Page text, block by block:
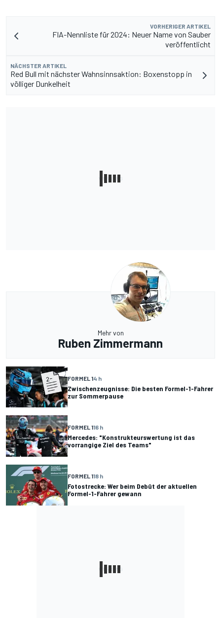
VORHERIGER ARTIKEL
FIA-Nennliste für 2024: Neuer Name von Sauber
veröffentlicht
NÄCHSTER ARTIKEL
Red Bull mit nächster Wahnsinnsaktion: Boxenstopp in
völliger Dunkelheit
Mehr von
Ruben Zimmermann
FORMEL 14 h
Zwischenzeugnisse: Die besten Formel-1-Fahrer
zur Sommerpause
FORMEL 116 h
Mercedes: "Konstrukteurswertung ist das
vorrangige Ziel des Teams"
FORMEL 118 h
Fotostrecke: Wer beim Debüt der aktuellen
Formel-1-Fahrer gewann